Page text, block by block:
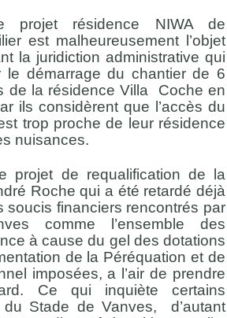
projet résidence NIWA de
est malheureusement l’objet
la juridiction administrative qui
le démarrage du chantier de 6
de la résidence Villa Coche en
ils considèrent que l’accès du
trop proche de leur résidence
nuisances.
projet de requalification de la
Roche qui a été retardé déjà
soucis financiers rencontrés par
comme l’ensemble des
à cause du gel des dotations
de la Péréquation et de
imposées, a l’air de prendre
Ce qui inquiète certains
du Stade de Vanves, d’autant